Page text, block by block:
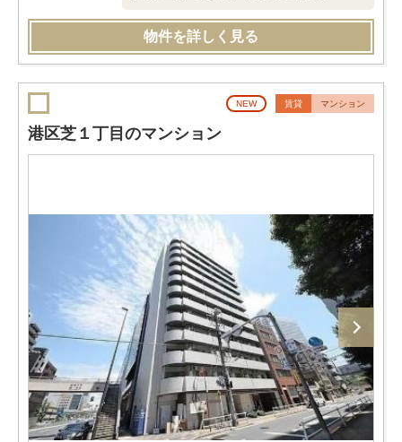
物件を詳しく見る
NEW 賃貸 マンション
港区芝１丁目のマンション